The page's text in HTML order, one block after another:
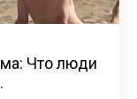
Что люди